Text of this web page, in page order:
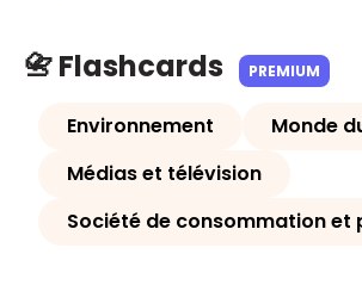
📇 Flashcards PREMIUM
Environnement
Monde
Médias et télévision
Société de consommation et